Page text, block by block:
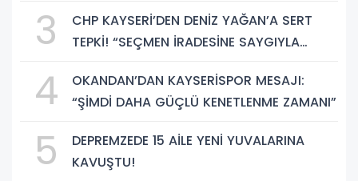
3
CHP KAYSERİ’DEN DENİZ YAĞAN’A SERT
TEPKİ! “SEÇMEN İRADESİNE SAYGIYLA
4
OKANDAN’DAN KAYSERİSPOR MESAJI:
“ŞİMDİ DAHA GÜÇLÜ KENETLENME ZAMANI”
5
DEPREMZEDE 15 AİLE YENİ YUVALARINA
KAVUŞTU!